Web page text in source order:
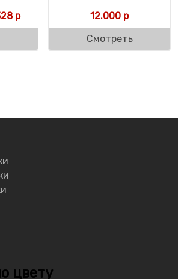
цена составляла 25.328
рТекущая цена: 25.328 р.
12.000 р
Смотреть
цвету